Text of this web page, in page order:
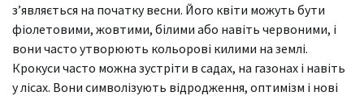
з’являється на початку весни. Його квіти можуть бути
фіолетовими, жовтими, білими або навіть червоними, і
вони часто утворюють кольорові килими на землі.
Крокуси часто можна зустріти в садах, на газонах і навіть
у лісах. Вони символізують відродження, оптимізм і нові